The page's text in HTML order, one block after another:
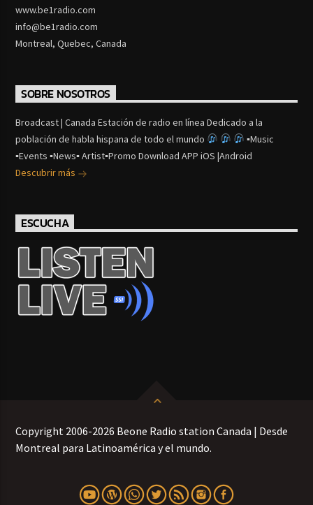
www.be1radio.com
info@be1radio.com
Montreal, Quebec, Canada
SOBRE NOSOTROS
Broadcast | Canada Estación de radio en línea Dedicado a la
población de habla hispana de todo el mundo
▪Music
▪Events ▪News▪ Artist▪Promo Download APP iOS |Android
Descubrir más
ESCUCHA
Copyright 2006-2026 Beone Radio station Canada | Desde
Montreal para Latinoamérica y el mundo.